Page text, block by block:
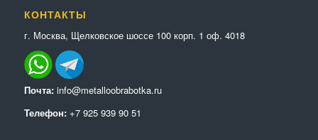
КОНТАКТЫ
г. Москва, Щелковское шоссе 100 корп. 1 оф. 4018
Почта: info@metalloobrabotka.ru
Телефон: +7 925 939 90 51